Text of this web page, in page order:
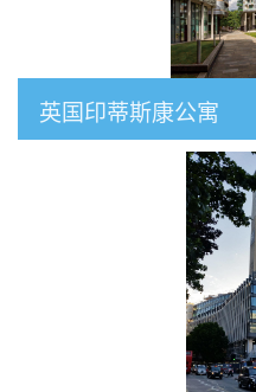
英国印蒂斯康公寓